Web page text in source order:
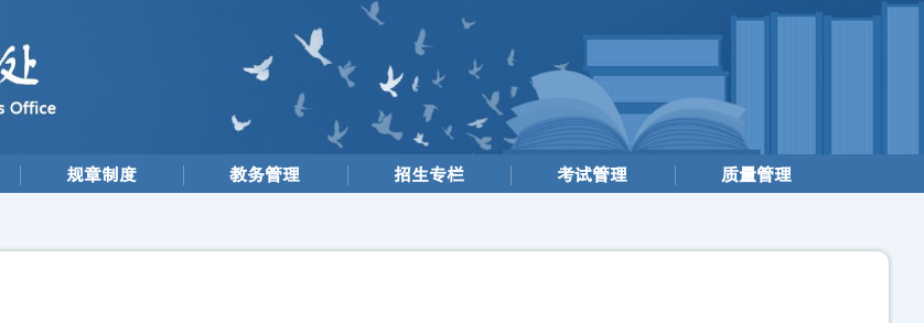
规章制度 教务管理 招生专栏 考试管理 质量管理